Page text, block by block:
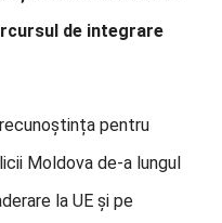
de integrare
pentru
Moldova de-a lungul
la UE și pe